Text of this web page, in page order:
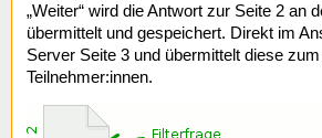
„Weiter“ wird die Antwort zur Seite 2 an
übermittelt und gespeichert. Direkt im
Server Seite 3 und übermittelt diese
Teilnehmer:innen.